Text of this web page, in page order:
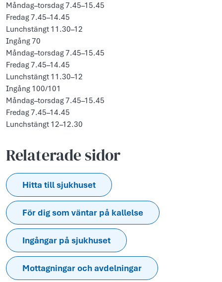
Måndag–torsdag 7.45–15.45
Fredag 7.45–14.45
Lunchstängt 11.30–12
Ingång 70
Måndag–torsdag 7.45–15.45
Fredag 7.45–14.45
Lunchstängt 11.30–12
Ingång 100/101
Måndag–torsdag 7.45–15.45
Fredag 7.45–14.45
Lunchstängt 12–12.30
Relaterade sidor
Hitta till sjukhuset
För dig som väntar på kallelse
Ingångar på sjukhuset
Mottagningar och avdelningar